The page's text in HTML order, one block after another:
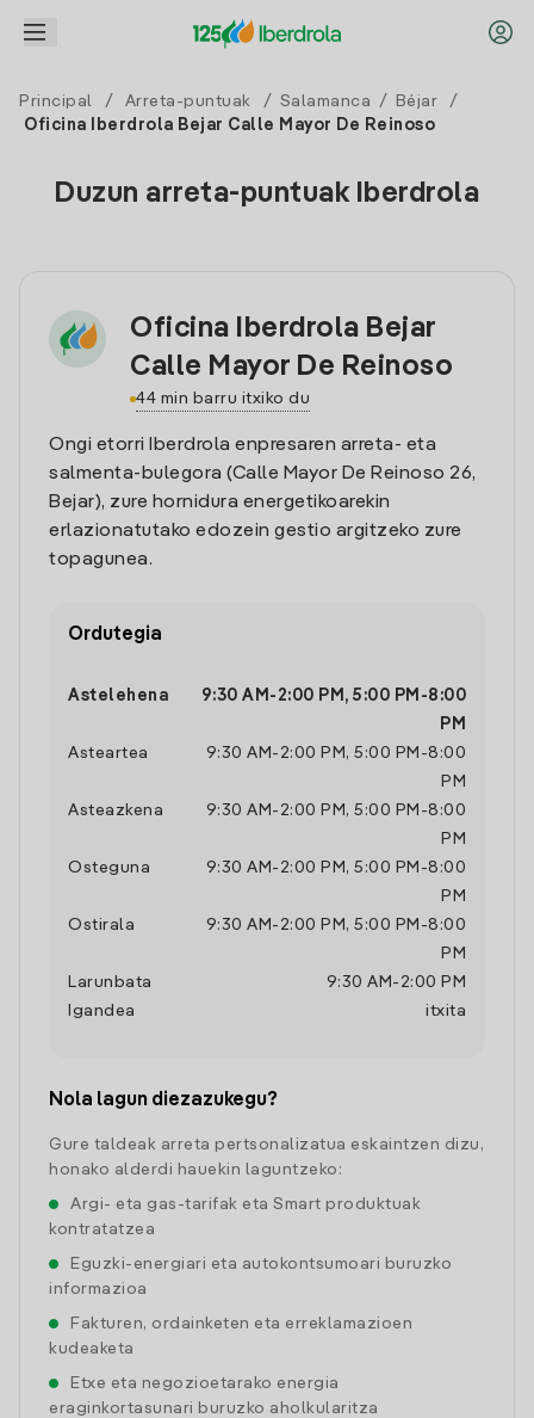
Principal / Arreta-puntuak / Salamanca / Béjar
/
Oficina Iberdrola Bejar Calle Mayor De Reinoso
Duzun arreta-puntuak Iberdrola
Oficina Iberdrola Bejar
Calle Mayor De Reinoso
44 min barru itxiko du
Ongi etorri Iberdrola enpresaren arreta- eta
salmenta-bulegora (Calle Mayor De Reinoso 26,
Bejar), zure hornidura energetikoarekin
erlazionatutako edozein gestio argitzeko zure
topagunea.
Ordutegia
Astelehena 9:30 AM - 2:00 PM , 5:00 PM -8:00
PM
Asteartea
9:30 AM - 2:00 PM , 5:00 PM -8:00
PM
Asteazkena
9:30 AM - 2:00 PM , 5:00 PM -8:00
PM
Osteguna
9:30 AM - 2:00 PM , 5:00 PM -8:00
PM
Ostirala
9:30 AM - 2:00 PM , 5:00 PM -8:00
PM
Larunbata
9:30 AM - 2:00 PM
Igandea
itxita
Nola lagun diezazukegu?
Gure taldeak arreta pertsonalizatua eskaintzen dizu,
honako alderdi hauekin laguntzeko:
Argi- eta gas-tarifak eta Smart produktuak
kontratatzea
Eguzki-energiari eta autokontsumoari buruzko
informazioa
Fakturen, ordainketen eta erreklamazioen
kudeaketa
Etxe eta negozioetarako energia
eraginkortasunari buruzko aholkularitza